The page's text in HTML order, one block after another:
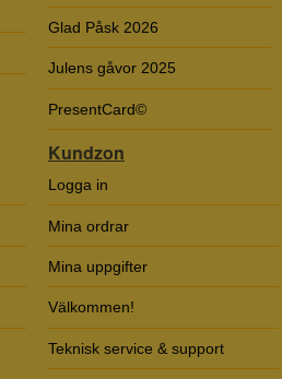
Glad Påsk 2026
Julens gåvor 2025
PresentCard©
Kundzon
Logga in
Mina ordrar
Mina uppgifter
Välkommen!
Teknisk service & support